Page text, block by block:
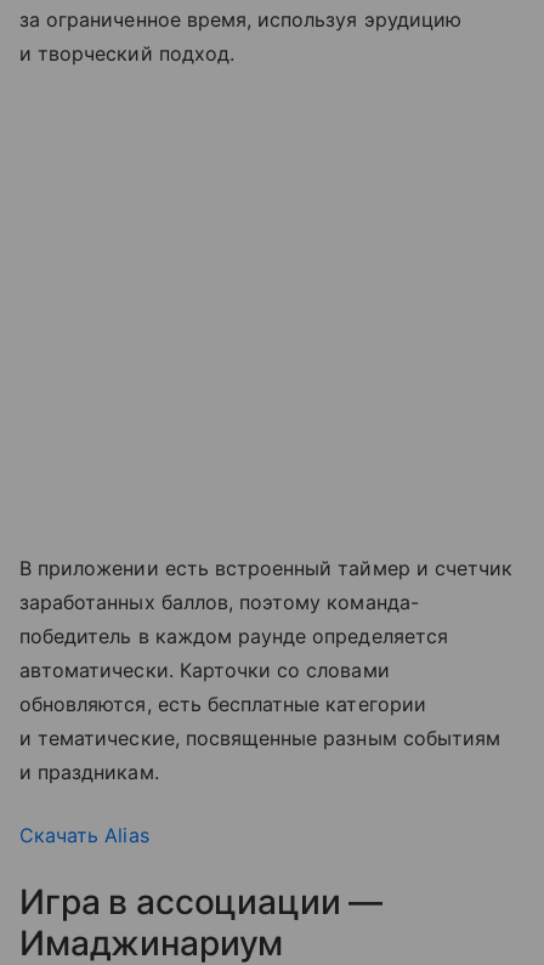
за ограниченное время, используя эрудицию
и творческий подход.
В приложении есть встроенный таймер и счетчик
заработанных баллов, поэтому команда-
победитель в каждом раунде определяется
автоматически. Карточки со словами
обновляются, есть бесплатные категории
и тематические, посвященные разным событиям
и праздникам.
Скачать Alias
Игра в ассоциации —
Имаджинариум